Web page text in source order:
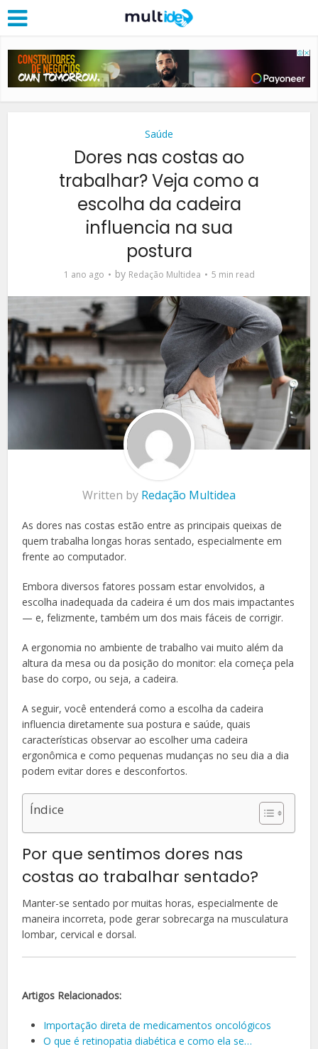
Saúde
Dores nas costas ao
trabalhar? Veja como a
escolha da cadeira
influencia na sua
postura
1 ano ago by Redação Multidea 5 min read
Written by Redação Multidea
As dores nas costas estão entre as principais queixas de
quem trabalha longas horas sentado, especialmente em
frente ao computador.
Embora diversos fatores possam estar envolvidos, a
escolha inadequada da cadeira é um dos mais impactantes
— e, felizmente, também um dos mais fáceis de corrigir.
A ergonomia no ambiente de trabalho vai muito além da
altura da mesa ou da posição do monitor: ela começa pela
base do corpo, ou seja, a cadeira.
A seguir, você entenderá como a escolha da cadeira
influencia diretamente sua postura e saúde, quais
características observar ao escolher uma cadeira
ergonômica e como pequenas mudanças no seu dia a dia
podem evitar dores e desconfortos.
Índice
Por que sentimos dores nas
costas ao trabalhar sentado?
Manter-se sentado por muitas horas, especialmente de
maneira incorreta, pode gerar sobrecarga na musculatura
lombar, cervical e dorsal.
Artigos Relacionados:
Importação direta de medicamentos oncológicos
O que é retinopatia diabética e como ela se…